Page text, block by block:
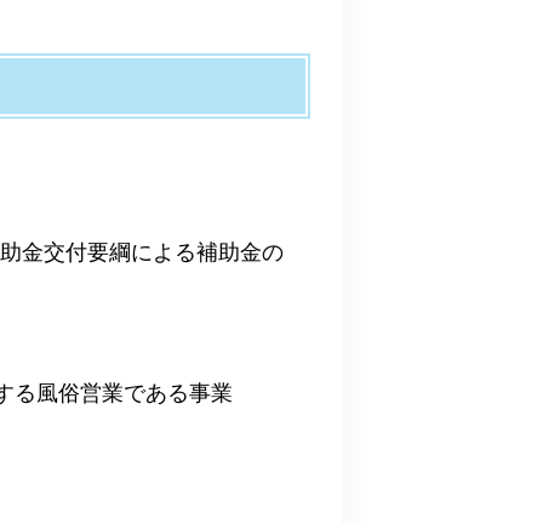
金交付要綱による補助金の
る風俗営業である事業